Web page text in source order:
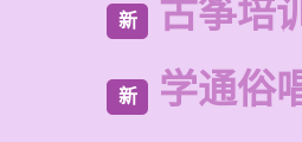
新 古筝培
新 学通俗